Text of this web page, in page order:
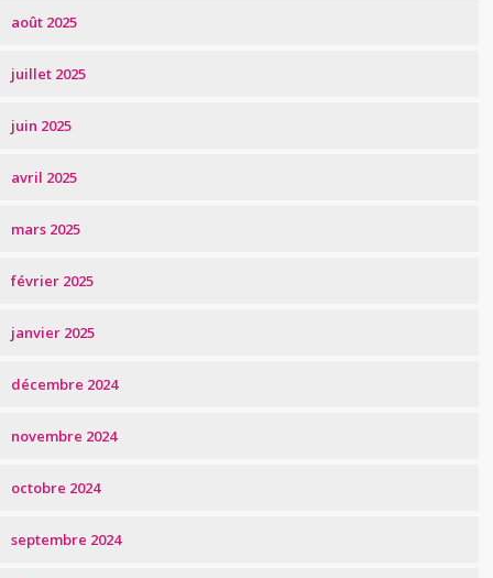
août 2025
juillet 2025
juin 2025
avril 2025
mars 2025
février 2025
janvier 2025
décembre 2024
novembre 2024
octobre 2024
septembre 2024